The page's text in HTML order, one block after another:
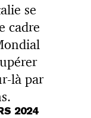
se
cadre
là par
2024